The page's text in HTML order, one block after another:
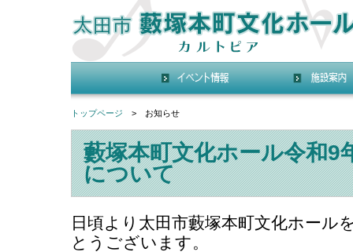
トップページ > お知らせ
藪塚本町文化ホール令和9
について
日頃より太田市藪塚本町文化ホール
とうございます。